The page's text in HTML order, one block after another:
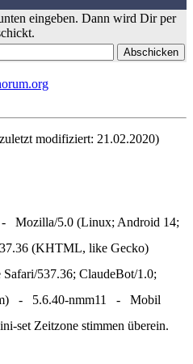
eingeben. Dann wird Dir per
modifiziert: 21.02.2020)
5.0 (Linux; Android 14;
(KHTML, like Gecko)
537.36; ClaudeBot/1.0;
- 5.6.40-nmm11 - Mobil
set Zeitzone stimmen überein.